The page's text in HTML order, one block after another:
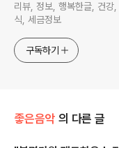
리뷰, 정보, 행복한글, 건강
식, 세금정보
구독하기
좋은음악 의 다른 글